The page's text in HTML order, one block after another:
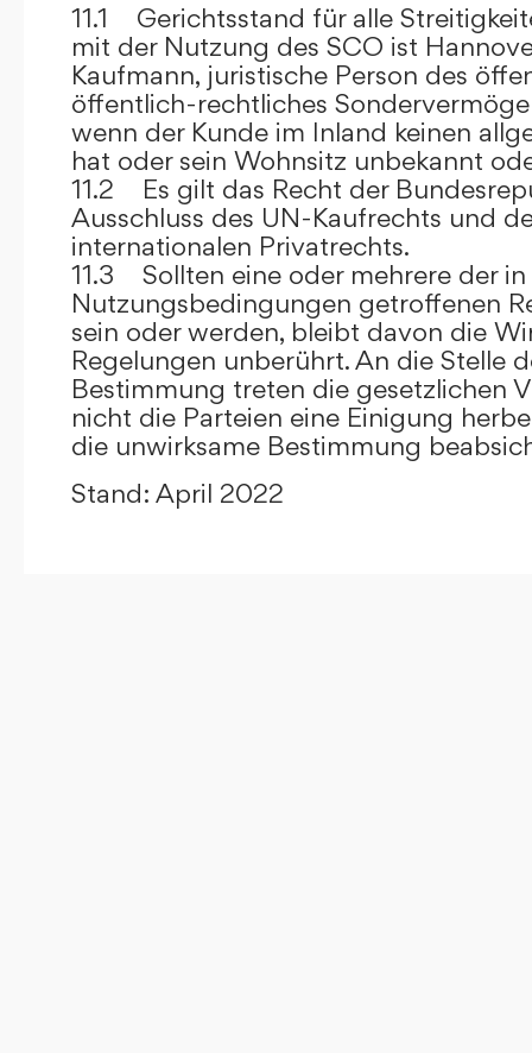
11.1 Gerichtsstand für alle
mit der Nutzung des SCO ist
Kaufmann, juristische Person des
öffentlich-rechtliches
wenn der Kunde im Inland keinen
hat oder sein Wohnsitz unbekannt
11.2 Es gilt das Recht der
Ausschluss des UN-Kaufrechts und
internationalen Privatrechts.
11.3 Sollten eine oder mehrere der in
Nutzungsbedingungen getroffenen
sein oder werden, bleibt davon die
Regelungen unberührt. An die Stelle
Bestimmung treten die gesetzlichen
nicht die Parteien eine Einigung
die unwirksame Bestimmung
Stand: April 2022